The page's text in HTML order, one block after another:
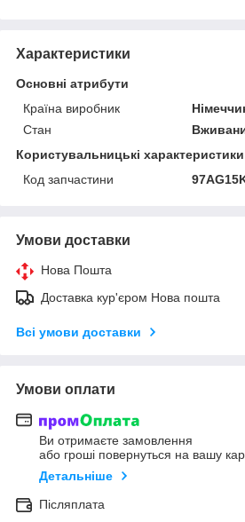
Характеристики
Основні атрибути
Країна виробник
Стан
Користувальницькі характеристики
Код запчастини
Умови доставки
Нова Пошта
Доставка кур'єром Нова пошта
Всі умови доставки
Умови оплати
Ви отримаєте замовлення
або гроші повернуться на вашу
Детальніше
Післяплата